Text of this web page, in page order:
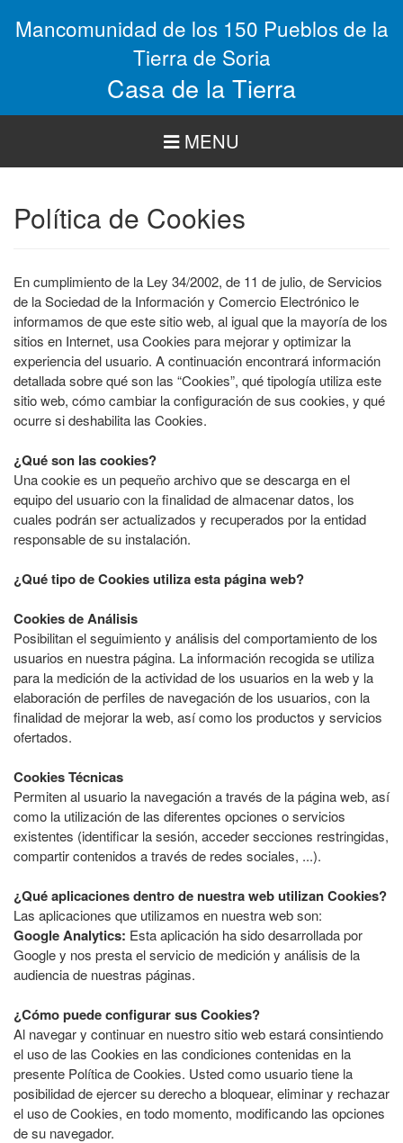
Mancomunidad de los 150 Pueblos de la
Tierra de Soria
Casa de la Tierra
MENU
Política de Cookies
En cumplimiento de la Ley 34/2002, de 11 de julio, de Servicios
de la Sociedad de la Información y Comercio Electrónico le
informamos de que este sitio web, al igual que la mayoría de los
sitios en Internet, usa Cookies para mejorar y optimizar la
experiencia del usuario. A continuación encontrará información
detallada sobre qué son las “Cookies”, qué tipología utiliza este
sitio web, cómo cambiar la configuración de sus cookies, y qué
ocurre si deshabilita las Cookies.
¿Qué son las cookies?
Una cookie es un pequeño archivo que se descarga en el
equipo del usuario con la finalidad de almacenar datos, los
cuales podrán ser actualizados y recuperados por la entidad
responsable de su instalación.
¿Qué tipo de Cookies utiliza esta página web?
Cookies de Análisis
Posibilitan el seguimiento y análisis del comportamiento de los
usuarios en nuestra página. La información recogida se utiliza
para la medición de la actividad de los usuarios en la web y la
elaboración de perfiles de navegación de los usuarios, con la
finalidad de mejorar la web, así como los productos y servicios
ofertados.
Cookies Técnicas
Permiten al usuario la navegación a través de la página web, así
como la utilización de las diferentes opciones o servicios
existentes (identificar la sesión, acceder secciones restringidas,
compartir contenidos a través de redes sociales, ...).
¿Qué aplicaciones dentro de nuestra web utilizan Cookies?
Las aplicaciones que utilizamos en nuestra web son:
Google Analytics: Esta aplicación ha sido desarrollada por
Google y nos presta el servicio de medición y análisis de la
audiencia de nuestras páginas.
¿Cómo puede configurar sus Cookies?
Al navegar y continuar en nuestro sitio web estará consintiendo
el uso de las Cookies en las condiciones contenidas en la
presente Política de Cookies. Usted como usuario tiene la
posibilidad de ejercer su derecho a bloquear, eliminar y rechazar
el uso de Cookies, en todo momento, modificando las opciones
de su navegador.